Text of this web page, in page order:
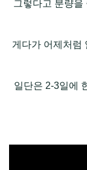
그렇다고 분량을
게다가 어제처럼
일단은 2-3일에